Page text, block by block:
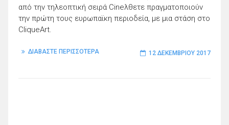
από την τηλεοπτική σειρά Cineλθετε πραγματοποιούν
την πρώτη τους ευρωπαϊκη περιοδεία, με μια στάση στο
CliqueArt.
ΔΙΑΒΑΣΤΕ ΠΕΡΙΣΣΟΤΕΡΑ 12 ΔΕΚΕΜΒΡΊΟΥ 2017